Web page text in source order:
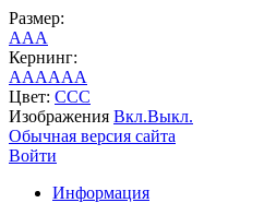
Размер:
AAA
Кернинг:
AAAAAA
Цвет: CCC
Изображения Вкл.Выкл.
Обычная версия сайта
Войти
Информация